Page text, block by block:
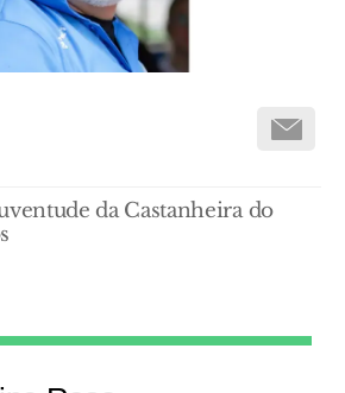
da Castanheira do